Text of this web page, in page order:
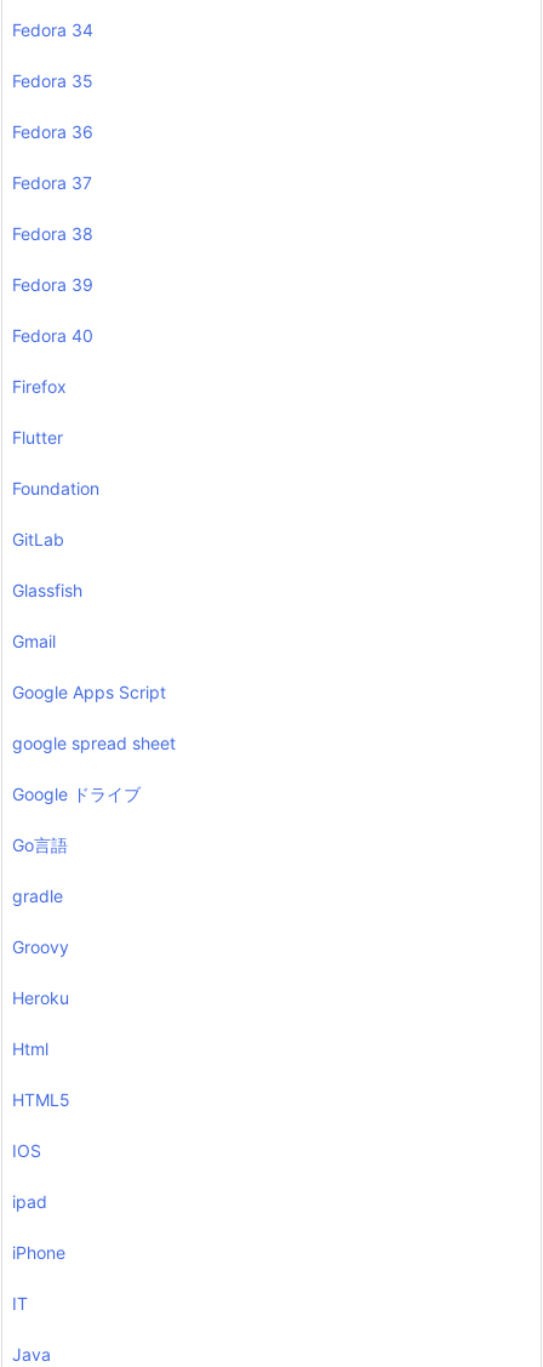
Fedora 34
Fedora 35
Fedora 36
Fedora 37
Fedora 38
Fedora 39
Fedora 40
Firefox
Flutter
Foundation
GitLab
Glassfish
Gmail
Google Apps Script
google spread sheet
Google ドライブ
Go言語
gradle
Groovy
Heroku
Html
HTML5
IOS
ipad
iPhone
IT
Java